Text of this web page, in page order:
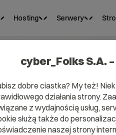
Hosting Serwery
cyber_Folks S.A.
dobre ciastka? My też!
działania strony.
z wydajnością usług,
służą także do
naszej strony